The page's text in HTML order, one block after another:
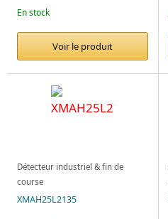
En stock
Voir le produit
Détecteur industriel & fin de
course
XMAH25L2135